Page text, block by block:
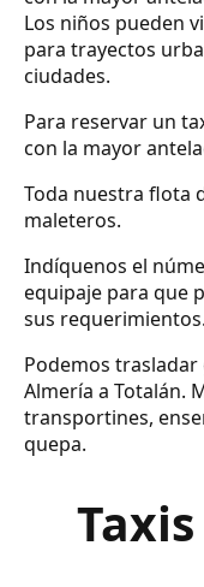
Los niños pueden
para trayectos
ciudades.
Para reservar un
con la mayor
Toda nuestra flota
maleteros.
Indíquenos el
equipaje para que
sus requerimientos.
Podemos
Almería a Totalán.
transportines,
quepa.